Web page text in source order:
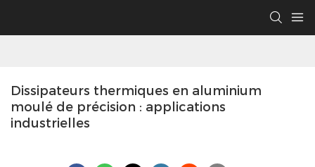
Dissipateurs thermiques en aluminium
moulé de précision : applications
industrielles